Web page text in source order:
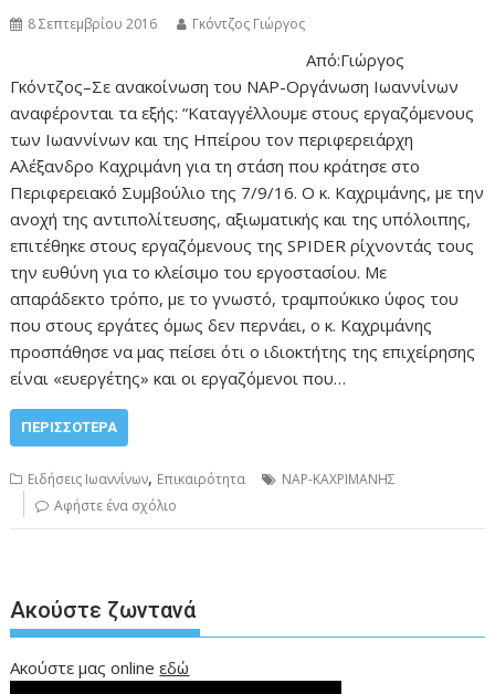
8 Σεπτεμβρίου 2016 Γκόντζος Γιώργος
Από:Γιώργος
Γκόντζος–Σε ανακοίνωση του ΝΑΡ-Οργάνωση Ιωαννίνων
αναφέρονται τα εξής: “Καταγγέλλουμε στους εργαζόμενους
των Ιωαννίνων και της Ηπείρου τον περιφερειάρχη
Αλέξανδρο Καχριμάνη για τη στάση που κράτησε στο
Περιφερειακό Συμβούλιο της 7/9/16. Ο κ. Καχριμάνης, με την
ανοχή της αντιπολίτευσης, αξιωματικής και της υπόλοιπης,
επιτέθηκε στους εργαζόμενους της SPIDER ρίχνοντάς τους
την ευθύνη για το κλείσιμο του εργοστασίου. Με
απαράδεκτο τρόπο, με το γνωστό, τραμπούκικο ύφος του
που στους εργάτες όμως δεν περνάει, ο κ. Καχριμάνης
προσπάθησε να μας πείσει ότι ο ιδιοκτήτης της επιχείρησης
είναι «ευεργέτης» και οι εργαζόμενοι που…
ΠΕΡΙΣΣΌΤΕΡΑ
Ειδήσεις Ιωαννίνων, Επικαιρότητα
ΝΑΡ-ΚΑΧΡΙΜΑΝΗΣ
Αφήστε ένα σχόλιο
Ακούστε ζωντανά
Ακούστε μας onlineεδώ